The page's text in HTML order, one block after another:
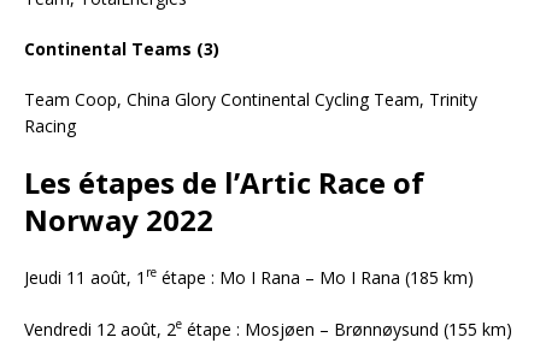
Continental Teams (3)
Team Coop, China Glory Continental Cycling Team, Trinity
Racing
Les étapes de l’Artic Race of
Norway 2022
Jeudi 11 août, 1 re étape : Mo I Rana – Mo I Rana (185 km)
Vendredi 12 août, 2e étape : Mosjøen – Brønnøysund (155 km)